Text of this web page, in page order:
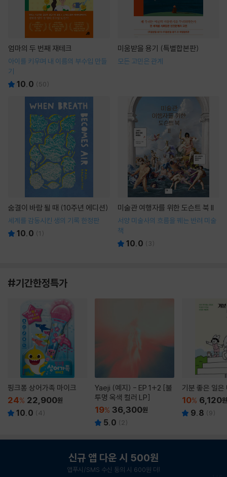
엄마의 두 번째 재테크
아이를 키우며 내 이름의 부수입 만들
기
10.0 (50)
미움받을 용기 (특별합본판)
모든 고민은 관계
숨결이 바람 될 때 (10주년 에디션)
세계를 감동시킨 생의 기록 한정판
10.0 (1 )
미술관 여행자를 위한 도슨트 북 II
서양 미술사의 흐름을 꿰는 반려 미술
책
10.0 ( 3)
#기간한정특가
핑크퐁 상어가족 마이크
24% 22,900원
10.0 (4)
Yaeji (예지) - EP 1+2 [불
투명 옥색 컬러 LP]
19% 36,300원
5.0 ( 2)
기분 좋은 일은
10% 6,120원
9.8 (9)
신규 앱 다운 시 500원
앱푸시/SMS 수신 동의 시 600원 더!